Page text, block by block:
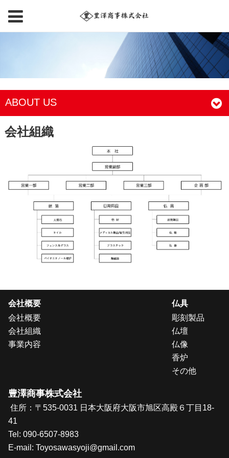
ABOUT US
会社組織
会社概要
会社概要
会社組織
事業内容
仏具
彫刻製品
仏壇
仏像
香炉
その他
豊澤商事株式会社
住所：〒535-0031 日本大阪府大阪市旭区高殿６丁目18-
41
Tel: 090-6507-8983
E-mail: Toyosawasyoji@gmail.com